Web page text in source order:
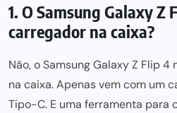
1. O Samsung Galaxy Z
carregador na caixa?
Não, oSamsungGalaxy Z Flip 4
na caixa. Apenas vem com um
Tipo-C. E uma ferramenta para